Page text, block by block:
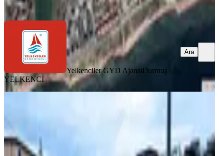
Ara
Yelkenciler GYD AjansıDurmuş
YELKENCİ
Ara